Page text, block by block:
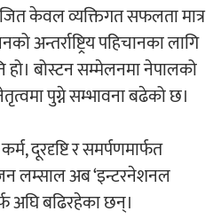
केवल व्यक्तिगत सफलता मात्र
अन्तर्राष्ट्रिय पहिचानका लागि
बोस्टन सम्मेलनमा नेपालको
नेतृत्वमा पुग्ने सम्भावना बढेको छ।
दूरदृष्टि र समर्पणमार्फत
लम्साल अब ‘इन्टरनेशनल
अघि बढिरहेका छन्।